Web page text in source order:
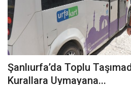
Şanlıurfa’da Toplu
Kurallara Uymayana...